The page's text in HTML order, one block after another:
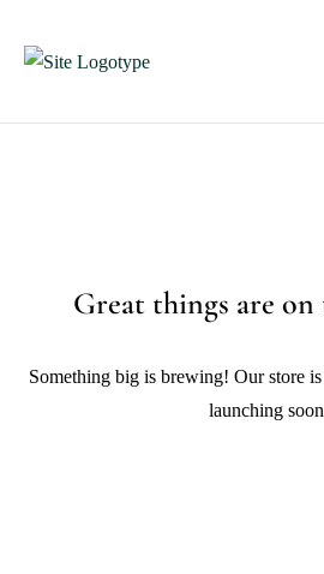
Great things are
Something big is brewing! Our store
launching